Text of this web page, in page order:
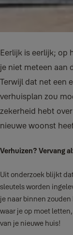
Eerlijk is eerlijk; op
je niet meteen aan
Terwijl dat net een
verhuisplan zou
zekerheid hebt
nieuwe woonst
Verhuizen? Vervang
Uit onderzoek blijkt
sleutels worden
je naar binnen
waar je op moet
van je nieuwe huis!